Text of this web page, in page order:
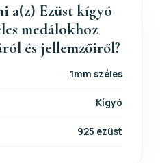
a(z) Ezüst kígyó
medálokhoz
és jellemzőiről?
1mm széles
Kígyó
925 ezüst